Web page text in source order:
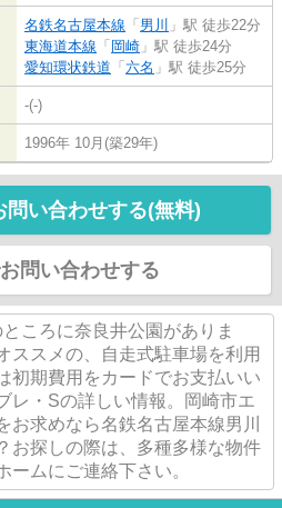
名鉄名古屋本線 「 男川 」駅 徒歩22分
東海道本線 「 岡崎 」駅 徒歩24分
愛知環状鉄道 「 六名 」駅 徒歩25分
-(-)
1996年 10月(築29年)
問い合わせする(無料)
問い合わせする
ころに奈良井公園がありま
ススメの、自走式駐車場を利用
初期費用をカードでお支払いい
レ・Sの詳しい情報。岡崎市エ
お求めなら名鉄名古屋本線男川
お探しの際は、多種多様な物件
ームにご連絡下さい。